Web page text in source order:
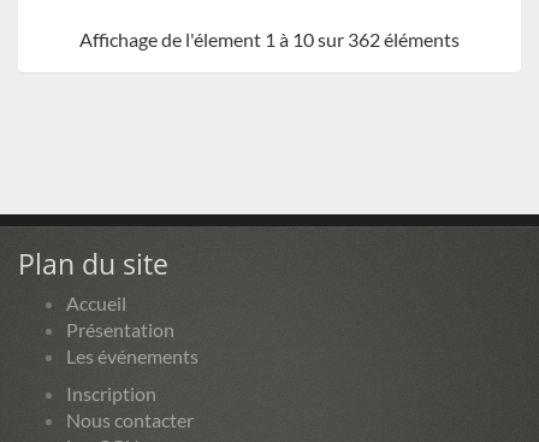
Affichage de l'élement 1 à 10 sur 362 éléments
Plan du site
Accueil
Présentation
Les événements
Inscription
Nous contacter